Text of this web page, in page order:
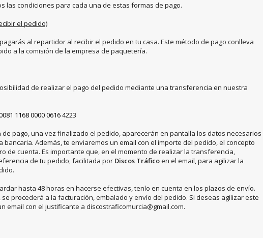
las condiciones para cada una de estas formas de pago.
el pedido)
al repartidor al recibir el pedido en tu casa. Este método de pago conlleva
a la comisión de la empresa de paquetería.
de realizar el pago del pedido mediante una transferencia en nuestra
1168 0000 0616 4223
de pago, una vez finalizado el pedido, aparecerán en pantalla los datos necesarios
Además, te enviaremos un email con el importe del pedido, el concepto
de cuenta. Es importante que, en el momento de realizar la transferencia,
de tu pedido, facilitada por Discos Tráficoen el email, para agilizar la
hasta 48 horas en hacerse efectivas, tenlo en cuenta en los plazos de envío.
procederá a la facturación, embalado y envío del pedido. Si deseas agilizar este
email con el justificante a discostraficomurcia@gmail.com.